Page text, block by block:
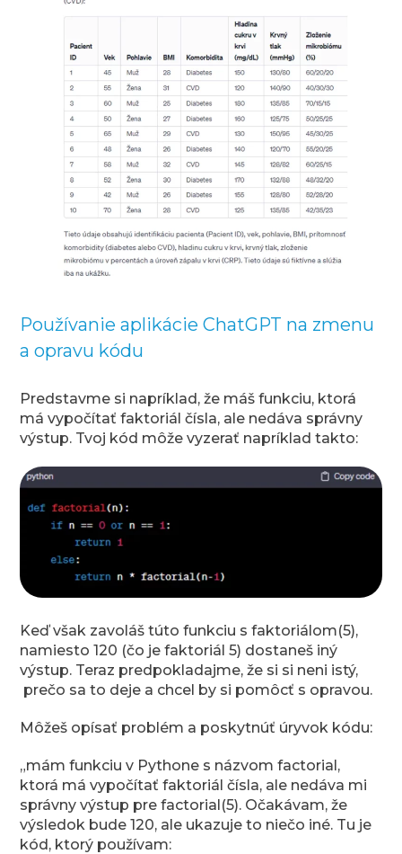
Používanie aplikácie ChatGPT na zmenu
a opravu kódu
Predstavme si napríklad, že máš funkciu, ktorá
má vypočítať faktoriál čísla, ale nedáva správny
výstup. Tvoj kód môže vyzerať napríklad takto:
Keď však zavoláš túto funkciu s faktoriálom(5),
namiesto 120 (čo je faktoriál 5) dostaneš iný
výstup. Teraz predpokladajme, že si si neni istý,
prečo sa to deje a chcel by si pomôcť s opravou.
Môžeš opísať problém a poskytnúť úryvok kódu:
„mám funkciu v Pythone s názvom factorial,
ktorá má vypočítať faktoriál čísla, ale nedáva mi
správny výstup pre factorial(5). Očakávam, že
výsledok bude 120, ale ukazuje to niečo iné. Tu je
kód, ktorý používam: